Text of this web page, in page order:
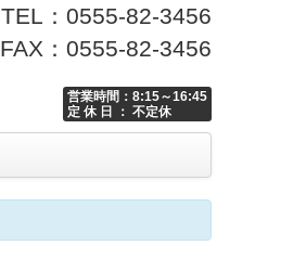
TEL：0555-82-3456
FAX：0555-82-3456
営業時間：8:15～16:45
定 休 日 ： 不定休